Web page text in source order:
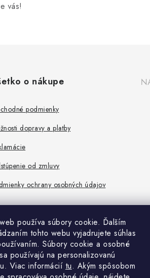
používa súbory cookie. Ďalším
tohto webu vyjadrujete súhlas
Súbory cookie a osobné
používajú na personalizovanú
Viac informácií tu. Akým spôsobom
vás!
o nákupe
podmienky
dopravy a platby
od zmluvy
ochrany osobných údajov